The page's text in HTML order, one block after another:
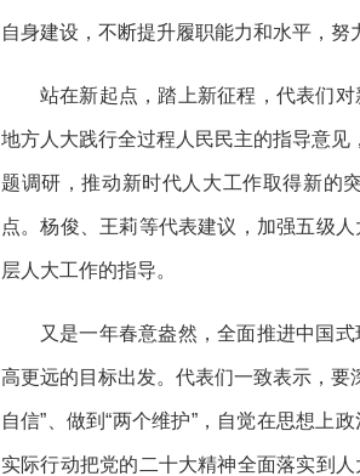
自身建设，不断提升履职能力和水平，努
站在新起点，踏上新征程，代表们
地方人大践行全过程人民民主的指导意见
题调研，推动新时代人大工作取得新的
点。杨俊、王莉等代表建议，加强五级
层人大工作的指导。
又是一年春意盎然，全面推进中国
高更远的目标出发。代表们一致表示，要
自信”、做到“两个维护”，自觉在思想上
实际行动把党的二十大精神全面落实到